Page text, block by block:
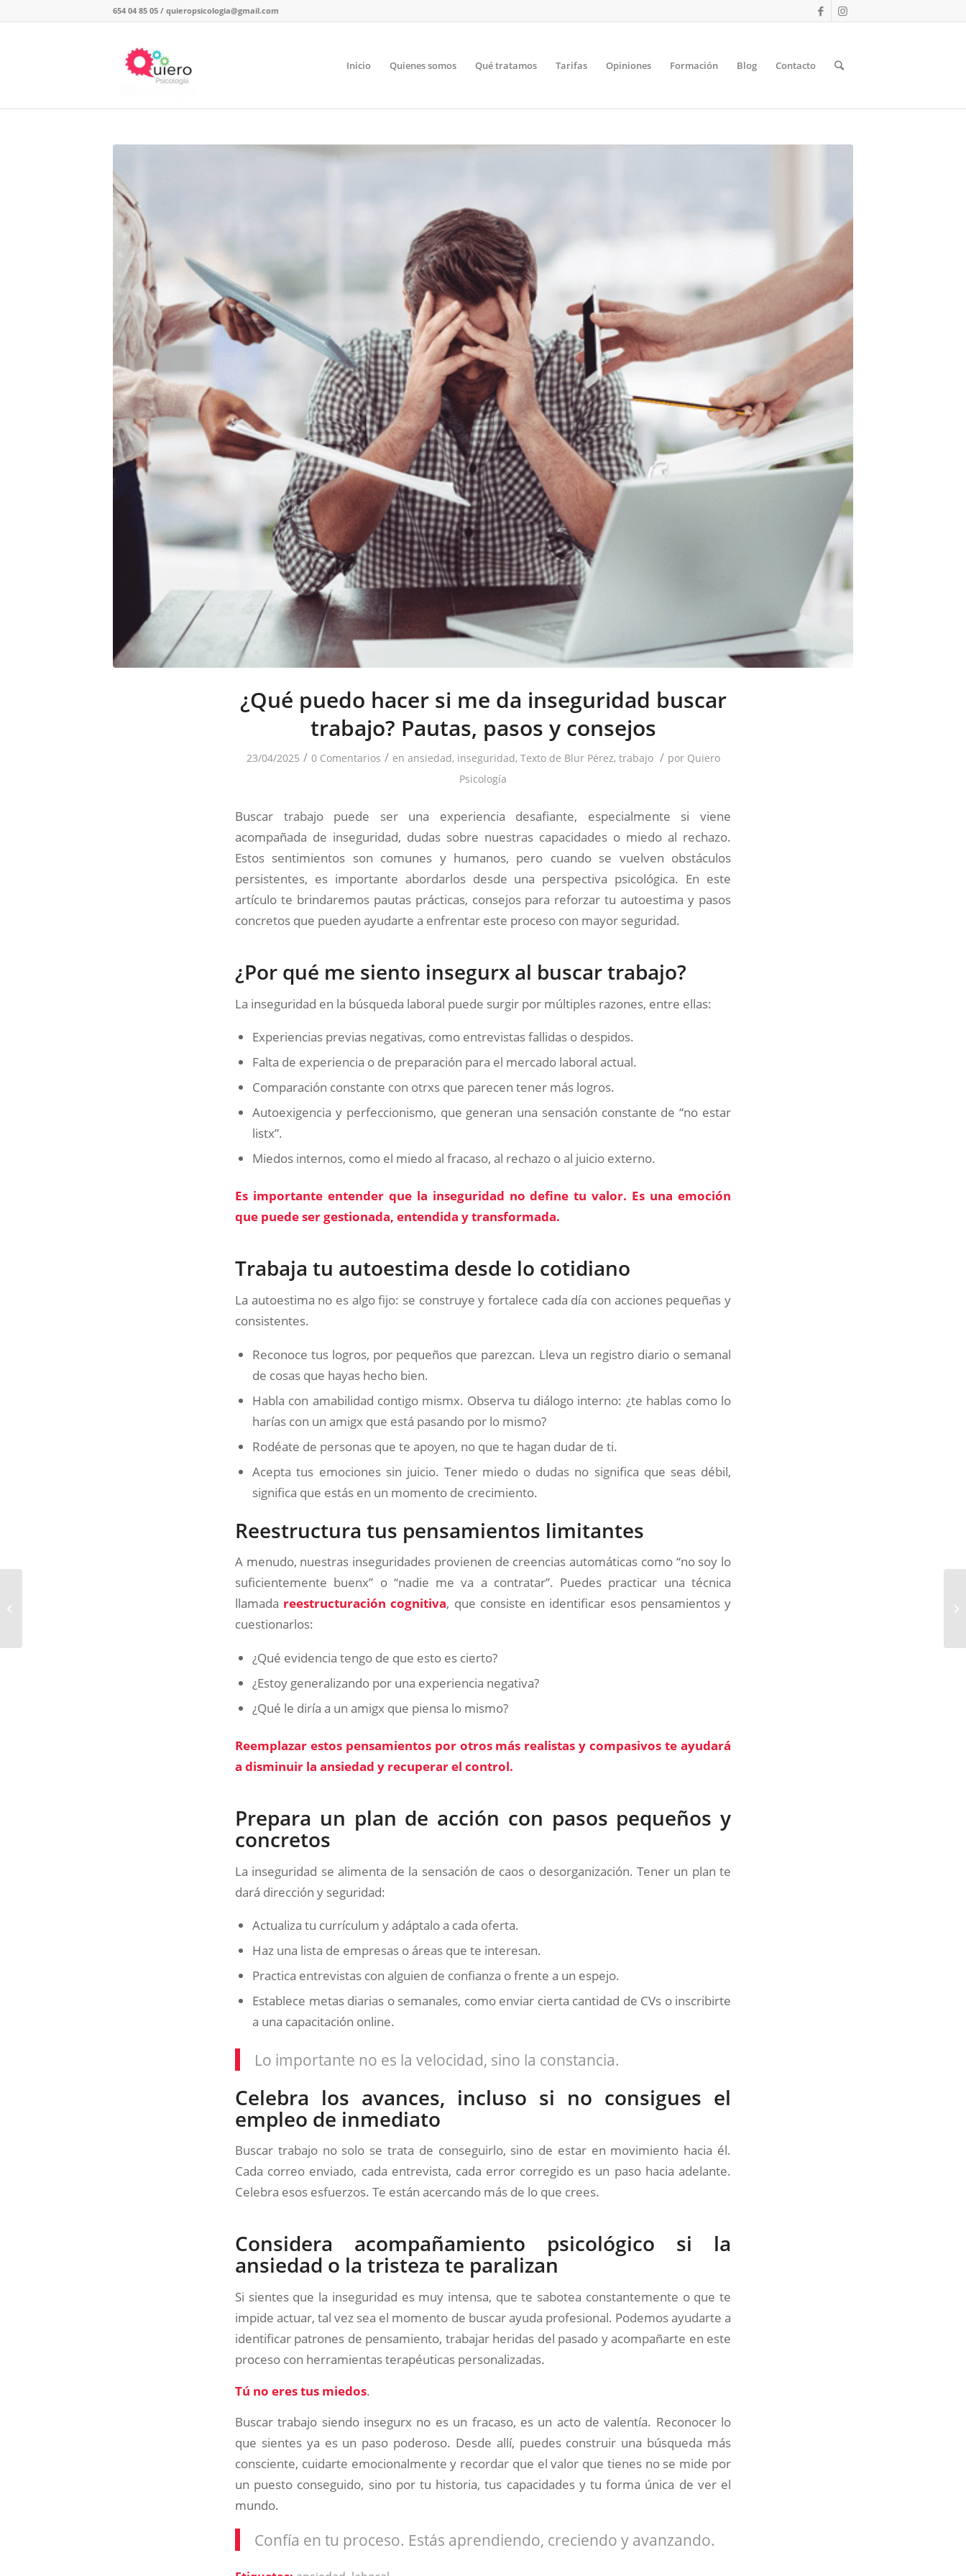
654 04 85 05 / quieropsicologia@gmail.com
Inicio Quienes somos Qué tratamos Tarifas Opiniones Formación Blog Contacto
¿Qué puedo hacer si me da inseguridad buscar
trabajo? Pautas, pasos y consejos
23/04/2025 / 0 Comentarios / en ansiedad, inseguridad, Texto de Blur Pérez, trabajo / por Quiero
Psicología
Buscar trabajo puede ser una experiencia desafiante, especialmente si viene
acompañada de inseguridad, dudas sobre nuestras capacidades o miedo al rechazo.
Estos sentimientos son comunes y humanos, pero cuando se vuelven obstáculos
persistentes, es importante abordarlos desde una perspectiva psicológica. En este
artículo te brindaremos pautas prácticas, consejos para reforzar tu autoestima y pasos
concretos que pueden ayudarte a enfrentar este proceso con mayor seguridad.
¿Por qué me siento insegurx al buscar trabajo?
La inseguridad en la búsqueda laboral puede surgir por múltiples razones, entre ellas:
Experiencias previas negativas, como entrevistas fallidas o despidos.
Falta de experiencia o de preparación para el mercado laboral actual.
Comparación constante con otrxs que parecen tener más logros.
Autoexigencia y perfeccionismo, que generan una sensación constante de “no estar
listx”.
Miedos internos, como el miedo al fracaso, al rechazo o al juicio externo.
Es importante entender que la inseguridad no define tu valor. Es una emoción
que puede ser gestionada, entendida y transformada.
Trabaja tu autoestima desde lo cotidiano
La autoestima no es algo fijo: se construye y fortalece cada día con acciones pequeñas y
consistentes.
Reconoce tus logros, por pequeños que parezcan. Lleva un registro diario o semanal
de cosas que hayas hecho bien.
Habla con amabilidad contigo mismx. Observa tu diálogo interno: ¿te hablas como lo
harías con un amigx que está pasando por lo mismo?
Rodéate de personas que te apoyen, no que te hagan dudar de ti.
Acepta tus emociones sin juicio. Tener miedo o dudas no significa que seas débil,
significa que estás en un momento de crecimiento.
Reestructura tus pensamientos limitantes
A menudo, nuestras inseguridades provienen de creencias automáticas como “no soy lo
suficientemente buenx” o “nadie me va a contratar”. Puedes practicar una técnica
llamada reestructuración cognitiva, que consiste en identificar esos pensamientos y
cuestionarlos:
¿Qué evidencia tengo de que esto es cierto?
¿Estoy generalizando por una experiencia negativa?
¿Qué le diría a un amigx que piensa lo mismo?
Reemplazar estos pensamientos por otros más realistas y compasivos te ayudará
a disminuir la ansiedad y recuperar el control.
Prepara un plan de acción con pasos pequeños y
concretos
La inseguridad se alimenta de la sensación de caos o desorganización. Tener un plan te
dará dirección y seguridad:
Actualiza tu currículum y adáptalo a cada oferta.
Haz una lista de empresas o áreas que te interesan.
Practica entrevistas con alguien de confianza o frente a un espejo.
Establece metas diarias o semanales, como enviar cierta cantidad de CVs o inscribirte
a una capacitación online.
Lo importante no es la velocidad, sino la constancia.
Celebra los avances, incluso si no consigues el
empleo de inmediato
Buscar trabajo no solo se trata de conseguirlo, sino de estar en movimiento hacia él.
Cada correo enviado, cada entrevista, cada error corregido es un paso hacia adelante.
Celebra esos esfuerzos. Te están acercando más de lo que crees.
Considera acompañamiento psicológico si la
ansiedad o la tristeza te paralizan
Si sientes que la inseguridad es muy intensa, que te sabotea constantemente o que te
impide actuar, tal vez sea el momento de buscar ayuda profesional. Podemos ayudarte a
identificar patrones de pensamiento, trabajar heridas del pasado y acompañarte en este
proceso con herramientas terapéuticas personalizadas.
Tú no eres tus miedos.
Buscar trabajo siendo insegurx no es un fracaso, es un acto de valentía. Reconocer lo
que sientes ya es un paso poderoso. Desde allí, puedes construir una búsqueda más
consciente, cuidarte emocionalmente y recordar que el valor que tienes no se mide por
un puesto conseguido, sino por tu historia, tus capacidades y tu forma única de ver el
mundo.
Confía en tu proceso. Estás aprendiendo, creciendo y avanzando.